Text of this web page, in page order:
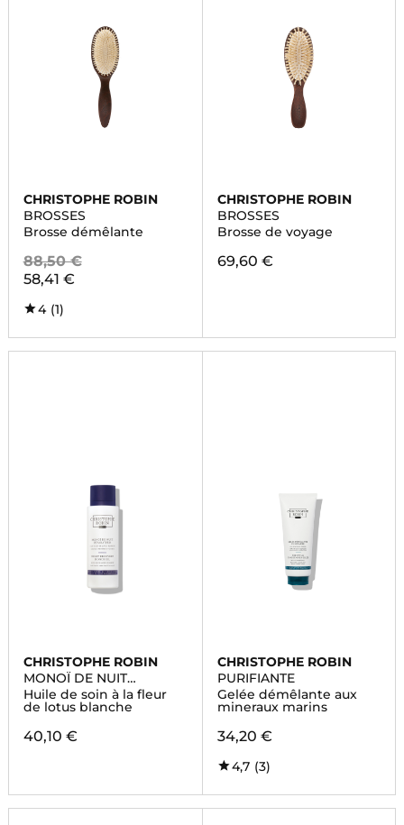
CHRISTOPHE ROBIN
BROSSES
Brosse démêlante
88,50 €
58,41 €
4 (1)
CHRISTOPHE ROBIN
BROSSES
Brosse de voyage
69,60 €
CHRISTOPHE ROBIN
MONOÏ DE NUIT
REPARATEUR
Huile de soin à la fleur
de lotus blanche
40,10 €
CHRISTOPHE ROBIN
PURIFIANTE
Gelée démêlante aux
mineraux marins
34,20 €
4,7 (3)